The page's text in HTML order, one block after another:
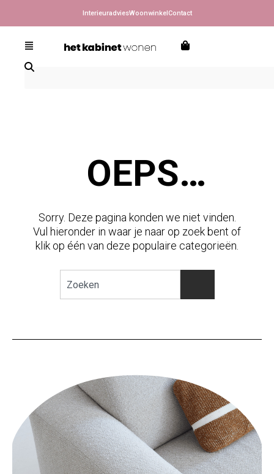
InterieuradviesWoonwinkelContact
OEPS…
Sorry. Deze pagina konden we niet vinden.
Vul hieronder in waar je naar op zoek bent of
klik op één van deze populaire categorieën.